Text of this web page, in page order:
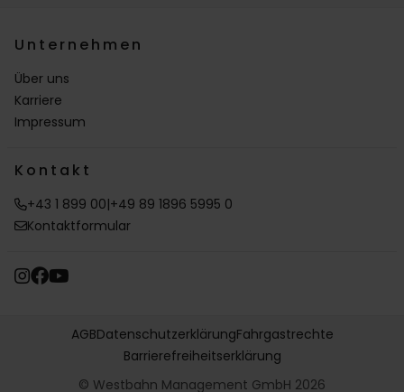
Unternehmen
Über uns
Karriere
Impressum
Kontakt
+43 1 899 00|+49 89 1896 5995 0
Kontaktformular
AGBDatenschutzerklärungFahrgastrechte
Barrierefreiheitserklärung
© Westbahn Management GmbH 2026